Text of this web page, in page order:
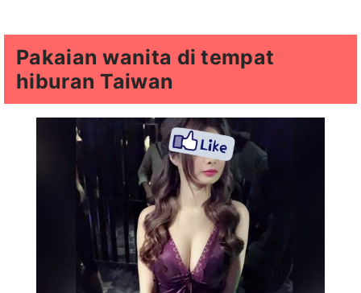
Pakaian wanita di tempat
hiburan Taiwan